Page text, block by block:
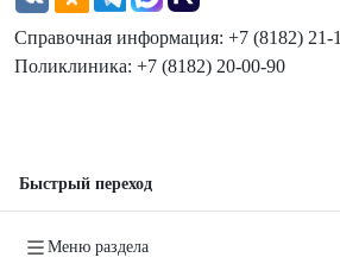
Справочная информация: +7 (8182) 21-
Поликлиника: +7 (8182) 20-00-90
Быстрый переход
Меню раздела